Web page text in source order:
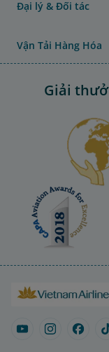
Đại lý & Đối tác
Vận Tải Hàng Hóa
Giải